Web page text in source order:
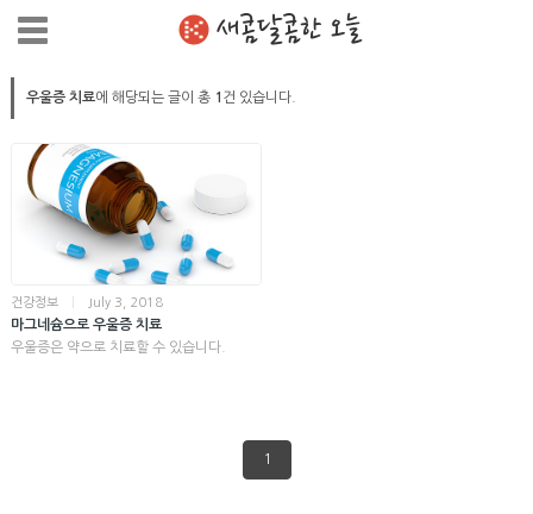
새콤달콤한 오늘
우울증 치료에 해당되는 글이 총 1 건 있습니다.
건강정보 July 3, 2018
마그네슘으로 우울증 치료
우울증은 약으로 치료할 수 있습니다.
1